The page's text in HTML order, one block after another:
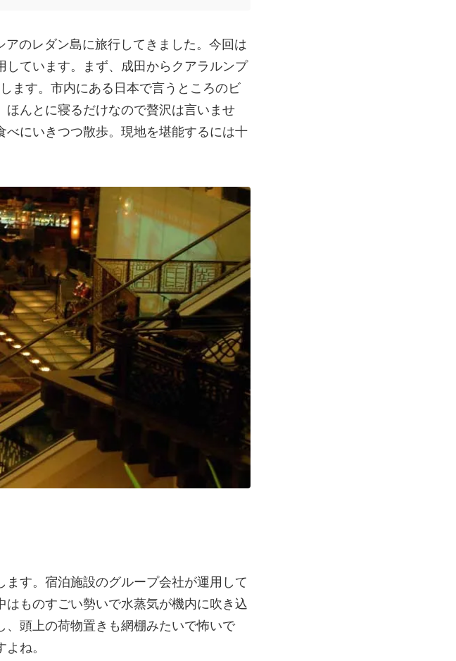
のレダン島に旅行してきました。今回は
ています。まず、成田からクアラルンプ
ます。市内にある日本で言うところのビ
んとに寝るだけなので贅沢は言いませ
にいきつつ散歩。現地を堪能するには十
す。宿泊施設のグループ会社が運用して
ものすごい勢いで水蒸気が機内に吹き込
頭上の荷物置きも網棚みたいで怖いで
ね。